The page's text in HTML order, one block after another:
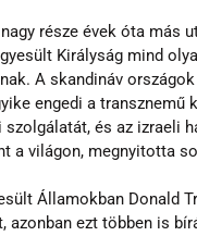
része évek óta más
Királyság mind
A skandináv
engedi a transznemű
szolgálatát, és az izraeli
a világon, megnyitotta
Államokban Donald
azonban ezt többen is